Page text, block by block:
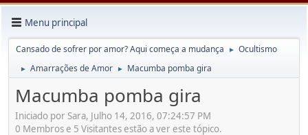
Menu principal
Cansado de sofrer por amor? Aqui começa a mudança ► Ocultismo
► Amarrações de Amor ► Macumba pomba gira
Macumba pomba gira
Iniciado por Sara, Julho 14, 2016, 07:24:57 PM
0 Membros e 5 Visitantes estão a ver este tópico.